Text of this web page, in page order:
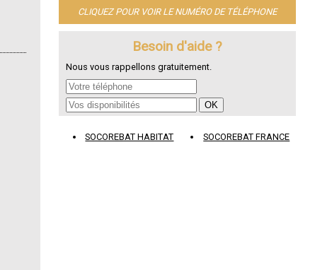
CLIQUEZ POUR VOIR LE NUMÉRO DE TÉLÉPHONE
Besoin d'aide ?
Nous vous rappellons gratuitement.
SOCOREBAT HABITAT SOCOREBAT FRANCE